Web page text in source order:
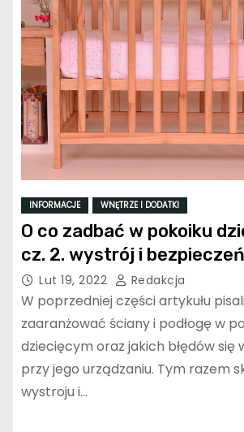
INFORMACJE WNĘTRZE I DODATKI
O co zadbać w pokoiku
cz. 2. wystrój i
Lut 19, 2022 Redakcja
W poprzedniej części artykułu
zaaranżować ściany i podłogę w
dziecięcym oraz jakich błędów się
przy jego urządzaniu. Tym razem
wystroju i…